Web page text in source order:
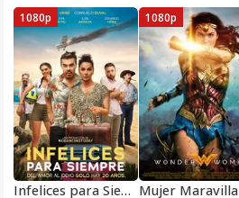
Infelices para Siempre
1080p
Mujer Maravilla
1080p